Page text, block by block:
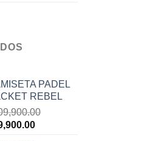
PADEL
REBEL